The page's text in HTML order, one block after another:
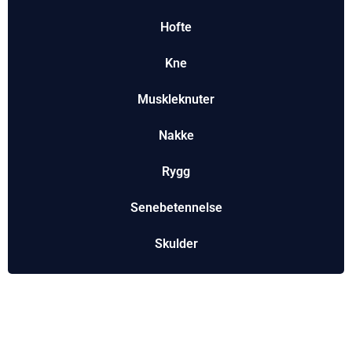
Hofte
Kne
Muskleknuter
Nakke
Rygg
Senebetennelse
Skulder